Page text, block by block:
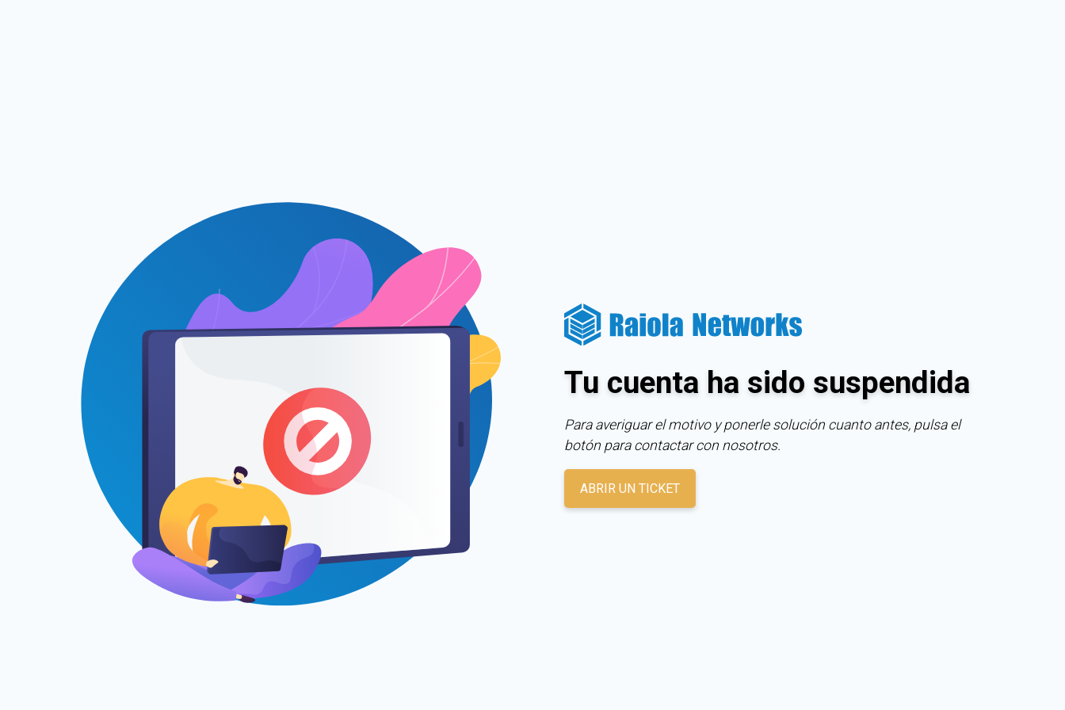
Tu cuenta ha sido suspendida
Para averiguar el motivo y ponerle solución cuanto antes, pulsa el
botón para contactar con nosotros.
ABRIR UN TICKET